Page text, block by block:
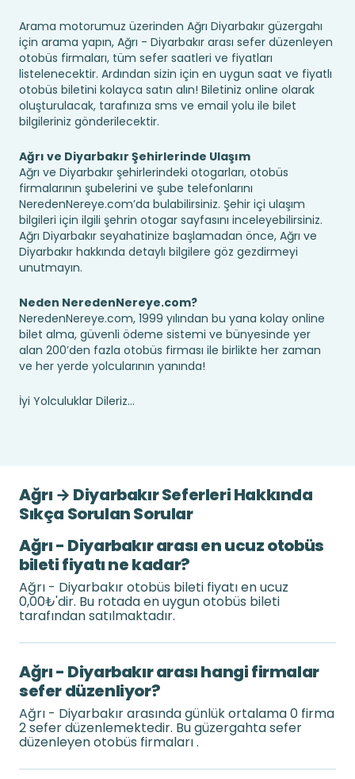
Arama motorumuz üzerinden Ağrı Diyarbakır güzergahı
için arama yapın, Ağrı - Diyarbakır arası sefer düzenleyen
otobüs firmaları, tüm sefer saatleri ve fiyatları
listelenecektir. Ardından sizin için en uygun saat ve fiyatlı
otobüs biletini kolayca satın alın! Biletiniz online olarak
oluşturulacak, tarafınıza sms ve email yolu ile bilet
bilgileriniz gönderilecektir.
Ağrı ve Diyarbakır Şehirlerinde Ulaşım
Ağrı ve Diyarbakır şehirlerindeki otogarları, otobüs
firmalarının şubelerini ve şube telefonlarını
NeredenNereye.com’da bulabilirsiniz. Şehir içi ulaşım
bilgileri için ilgili şehrin otogar sayfasını inceleyebilirsiniz.
Ağrı Diyarbakır seyahatinize başlamadan önce, Ağrı ve
Diyarbakır hakkında detaylı bilgilere göz gezdirmeyi
unutmayın.
Neden NeredenNereye.com?
NeredenNereye.com, 1999 yılından bu yana kolay online
bilet alma, güvenli ödeme sistemi ve bünyesinde yer
alan 200’den fazla otobüs firması ile birlikte her zaman
ve her yerde yolcularının yanında!
İyi Yolculuklar Dileriz...
Ağrı → Diyarbakır Seferleri Hakkında
Sıkça Sorulan Sorular
Ağrı - Diyarbakır arası en ucuz otobüs
bileti fiyatı ne kadar?
Ağrı - Diyarbakır otobüs bileti fiyatı en ucuz
0,00₺'dir. Bu rotada en uygun otobüs bileti
tarafından satılmaktadır.
Ağrı - Diyarbakır arası hangi firmalar
sefer düzenliyor?
Ağrı - Diyarbakır arasında günlük ortalama 0 firma
2 sefer düzenlemektedir. Bu güzergahta sefer
düzenleyen otobüs firmaları .